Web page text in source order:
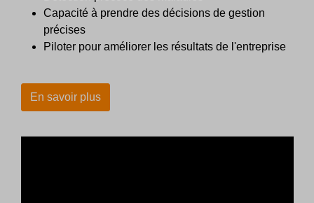
Capacité à prendre des décisions de gestion
précises
Piloter pour améliorer les résultats de l'entreprise
En savoir plus